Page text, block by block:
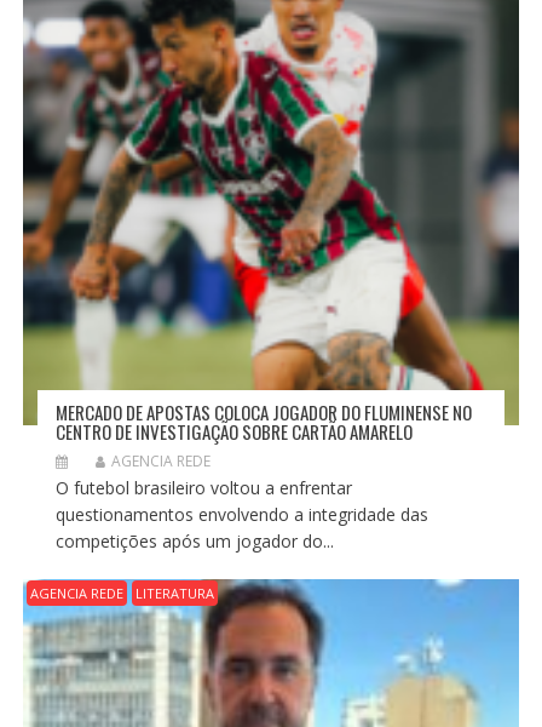
P
O
S
T
MERCADO DE APOSTAS COLOCA JOGADOR DO FLUMINENSE NO
CENTRO DE INVESTIGAÇÃO SOBRE CARTÃO AMARELO
AGENCIA REDE
O futebol brasileiro voltou a enfrentar
questionamentos envolvendo a integridade das
competições após um jogador do...
AGENCIA REDE LITERATURA